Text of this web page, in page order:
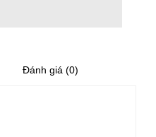
Đánh giá (0)